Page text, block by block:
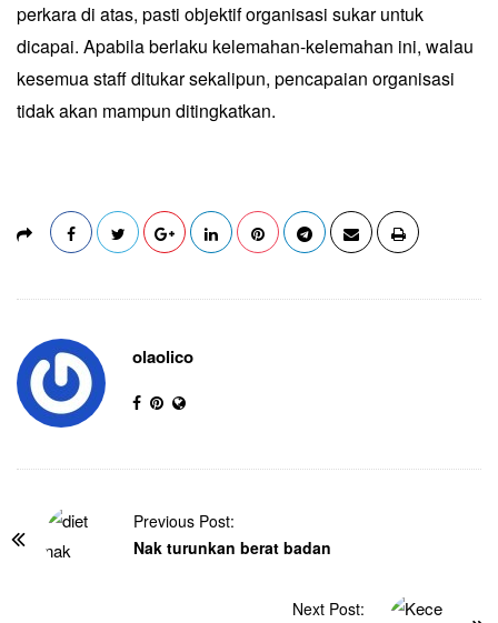
perkara di atas, pasti objektif organisasi sukar untuk
dicapai. Apabila berlaku kelemahan-kelemahan ini, walau
kesemua staff ditukar sekalipun, pencapaian organisasi
tidak akan mampun ditingkatkan.
olaolico
Previous Post:
Nak turunkan berat badan
Next Post: